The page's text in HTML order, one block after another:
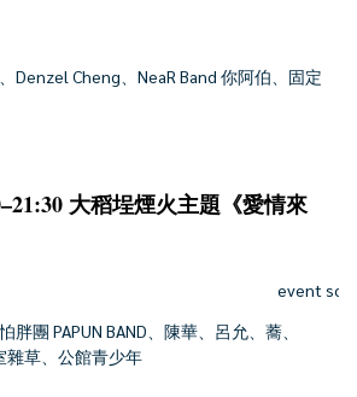
Denzel Cheng、NeaR Band 你阿伯、固定
大稻埕煙火主題《愛情來
團 PAPUN BAND、陳華、呂允、蕎、
雜草、公館青少年